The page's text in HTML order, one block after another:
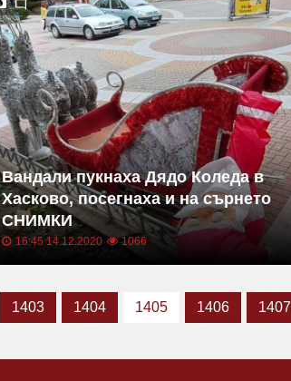
Вандали пукнаха Дядо Коледа в
Хасково, посегнаха и на сърнето
СНИМКИ
16:45 14.12.2020 1066
1403 1404 1405 1406 1407